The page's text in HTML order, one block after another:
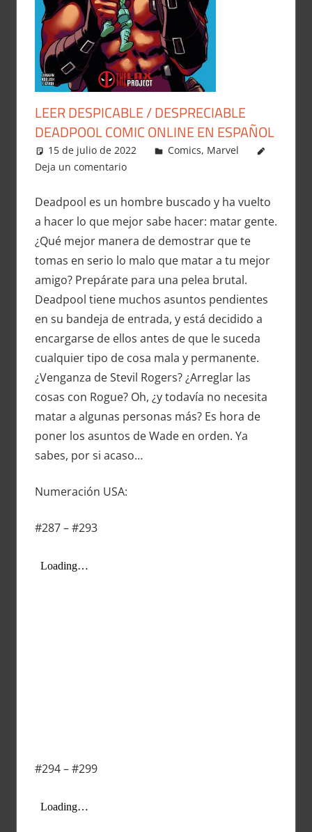
LEER DESPICABLE / DESPRECIABLE
DEADPOOL COMIC ONLINE EN ESPAÑOL
15 de julio de 2022 Carlitox Banana
Comics, Marvel
Deja un comentario
Deadpool es un hombre buscado y ha vuelto
a hacer lo que mejor sabe hacer: matar gente.
¿Qué mejor manera de demostrar que te
tomas en serio lo malo que matar a tu mejor
amigo? Prepárate para una pelea brutal.
Deadpool tiene muchos asuntos pendientes
en su bandeja de entrada, y está decidido a
encargarse de ellos antes de que le suceda
cualquier tipo de cosa mala y permanente.
¿Venganza de Stevil Rogers? ¿Arreglar las
cosas con Rogue? Oh, ¿y todavía no necesita
matar a algunas personas más? Es hora de
poner los asuntos de Wade en orden. Ya
sabes, por si acaso…
Numeración USA:
#287 – #293
#294 – #299